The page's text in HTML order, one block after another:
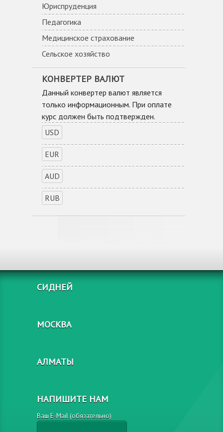
Юриспруденция
Педагогика
Медицинское страхование
Сельское хозяйство
КОНВЕРТЕР ВАЛЮТ
Данный конвертер валют является
только информационным. При оплате
курс должен быть подтвержден.
USD
EUR
AUD
RUB
СИДНЕЙ
МОСКВА
АЛМАТЫ
НАПИШИТЕ НАМ
Ваш E-Mail (обязательно)